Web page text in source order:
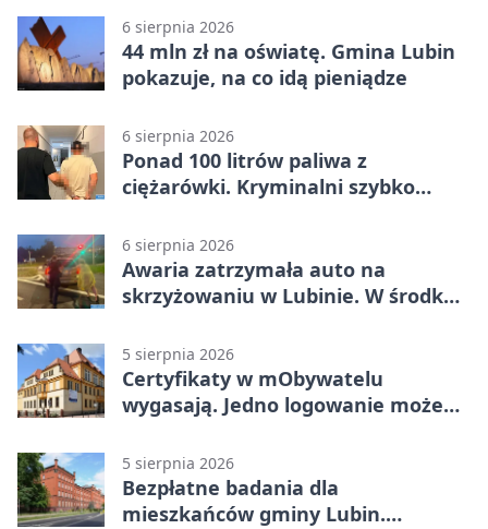
6 sierpnia 2026
44 mln zł na oświatę. Gmina Lubin
pokazuje, na co idą pieniądze
6 sierpnia 2026
Ponad 100 litrów paliwa z
ciężarówki. Kryminalni szybko
6 sierpnia 2026
Awaria zatrzymała auto na
skrzyżowaniu w Lubinie. W środku
5 sierpnia 2026
Certyfikaty w mObywatelu
wygasają. Jedno logowanie może
5 sierpnia 2026
Bezpłatne badania dla
mieszkańców gminy Lubin.